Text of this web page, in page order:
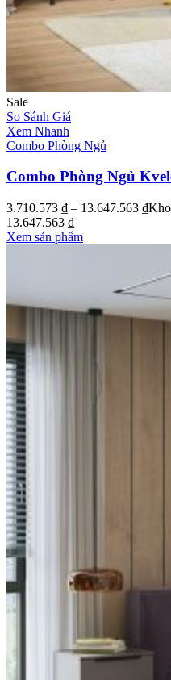
Sale
So Sánh Giá
Xem Nhanh
Combo Phòng Ngủ
Combo Phòng Ngủ
3.710.573 ₫ – 13.647.563 ₫
13.647.563 ₫
Xem sản phẩm